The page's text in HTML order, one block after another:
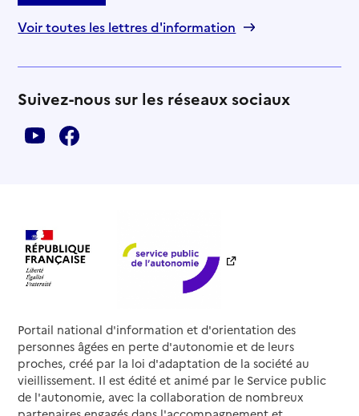
Voir toutes les lettres d'information
Suivez-nous sur les réseaux sociaux
Portail national d'information et d'orientation des
personnes âgées en perte d'autonomie et de leurs
proches, créé par la loi d'adaptation de la société au
vieillissement. Il est édité et animé par le Service public
de l'autonomie, avec la collaboration de nombreux